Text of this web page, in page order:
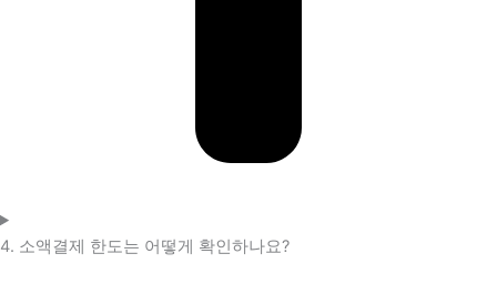
4. 소액결제 한도는 어떻게 확인하나요?